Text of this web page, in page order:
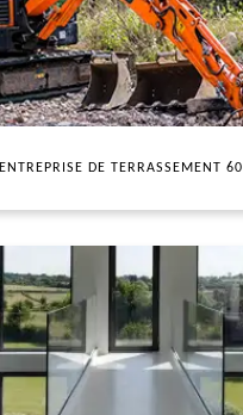
ENTREPRISE DE TERRASSEMENT 60